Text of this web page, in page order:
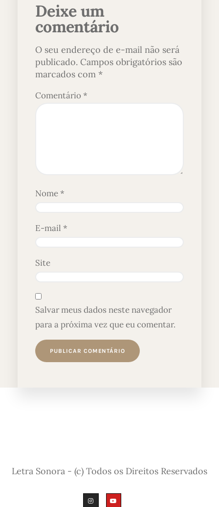
Deixe um
comentário
O seu endereço de e-mail não será
publicado. Campos obrigatórios são
marcados com *
Comentário*
Nome*
E-mail *
Site
Salvar meus dados neste navegador
para a próxima vez que eu comentar.
Letra Sonora - (c) Todos os Direitos Reservados